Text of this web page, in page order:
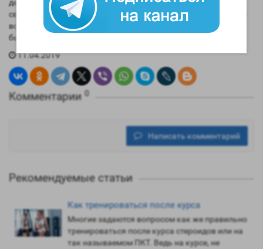
делает выбор сам исходя из поставленных целей, знания
своего организма и опыта. Если у вас возникнут вопросы, вы
всегда можете написать нашему консультанту который
быстро ответит на них. Берегите себя и будьте здоровыми.
11.04.2019
Комментарии 0
Написать комментарий
Рекомендуемые статьи
Как тренироваться после курса
Многие задаются вопросом как же правильно
тренироваться после курса стероидов или на
так называемом ПКТ. Ведь на курсе, не